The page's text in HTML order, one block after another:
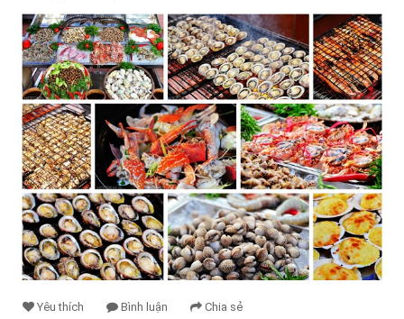
Yêu thích Bình luận Chia sẻ